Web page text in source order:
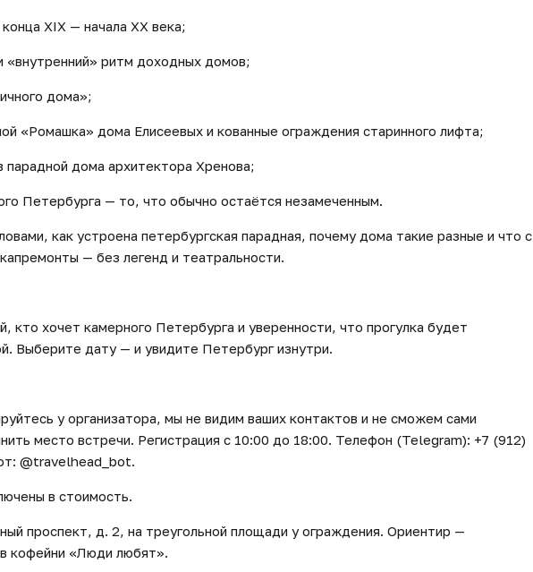
XIX — начала XX века;
ритм доходных домов;
дома»;
«Ромашка» дома Елисеевых и кованные ограждения старинного лифта;
дома архитектора Хренова;
Петербурга — то, что обычно остаётся незамеченным.
как устроена петербургская парадная, почему дома такие разные и что с
— без легенд и театральности.
кто хочет камерного Петербурга и уверенности, что прогулка будет
Выберите дату — и увидите Петербург изнутри.
у организатора, мы не видим ваших контактов и не сможем сами
место встречи. Регистрация c 10:00 до 18:00. Телефон (Telegram): +7 (912)
@travelhead_bot.
в стоимость.
проспект, д. 2, на треугольной площади у ограждения. Ориентир —
кофейни «Люди любят».